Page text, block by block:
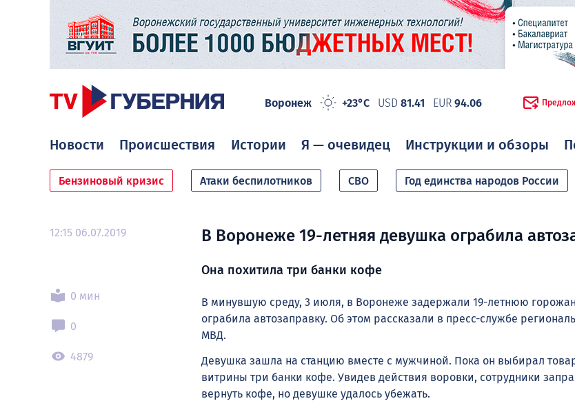
Воронеж +23°C USD 81.41 EUR 94.06
Новости Происшествия Истории Я — очевидец Инструкции и обзоры
Бензиновый кризис Атаки беспилотников СВО Год единства народов России
12:15 06.07.2019
0 мин
0
4879
В Воронеже 19-летняя девушка ограбила
Она похитила три банки кофе
В минувшую среду, 3 июля, в Воронеже задержали 19-летнюю
ограбила автозаправку. Об этом рассказали в пресс-службе
МВД.
Девушка зашла на станцию вместе с мужчиной. Пока он выбирал
витрины три банки кофе. Увидев действия воровки, сотрудники
вернуть кофе, но девушке удалось убежать.